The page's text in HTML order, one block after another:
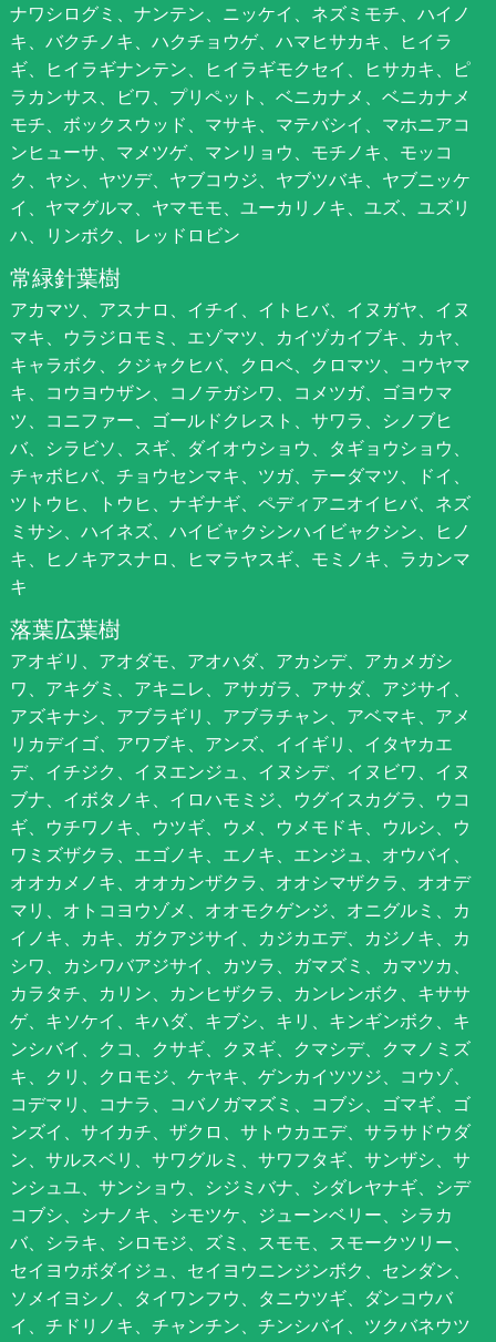
ナワシログミ、ナンテン、ニッケイ、ネズミモチ、ハイノ
キ、バクチノキ、ハクチョウゲ、ハマヒサカキ、ヒイラ
ギ、ヒイラギナンテン、ヒイラギモクセイ、ヒサカキ、ピ
ラカンサス、ビワ、プリペット、ベニカナメ、ベニカナメ
モチ、ボックスウッド、マサキ、マテバシイ、マホニアコ
ンヒューサ、マメツゲ、マンリョウ、モチノキ、モッコ
ク、ヤシ、ヤツデ、ヤブコウジ、ヤブツバキ、ヤブニッケ
イ、ヤマグルマ、ヤマモモ、ユーカリノキ、ユズ、ユズリ
ハ、リンボク、レッドロビン
常緑針葉樹
アカマツ、アスナロ、イチイ、イトヒバ、イヌガヤ、イヌ
マキ、ウラジロモミ、エゾマツ、カイヅカイブキ、カヤ、
キャラボク、クジャクヒバ、クロベ、クロマツ、コウヤマ
キ、コウヨウザン、コノテガシワ、コメツガ、ゴヨウマ
ツ、コニファー、ゴールドクレスト、サワラ、シノブヒ
バ、シラビソ、スギ、ダイオウショウ、タギョウショウ、
チャボヒバ、チョウセンマキ、ツガ、テーダマツ、ドイ、
ツトウヒ、トウヒ、ナギナギ、ペディアニオイヒバ、ネズ
ミサシ、ハイネズ、ハイビャクシンハイビャクシン、ヒノ
キ、ヒノキアスナロ、ヒマラヤスギ、モミノキ、ラカンマ
キ
落葉広葉樹
アオギリ、アオダモ、アオハダ、アカシデ、アカメガシ
ワ、アキグミ、アキニレ、アサガラ、アサダ、アジサイ、
アズキナシ、アブラギリ、アブラチャン、アベマキ、アメ
リカデイゴ、アワブキ、アンズ、イイギリ、イタヤカエ
デ、イチジク、イヌエンジュ、イヌシデ、イヌビワ、イヌ
ブナ、イボタノキ、イロハモミジ、ウグイスカグラ、ウコ
ギ、ウチワノキ、ウツギ、ウメ、ウメモドキ、ウルシ、ウ
ワミズザクラ、エゴノキ、エノキ、エンジュ、オウバイ、
オオカメノキ、オオカンザクラ、オオシマザクラ、オオデ
マリ、オトコヨウゾメ、オオモクゲンジ、オニグルミ、カ
イノキ、カキ、ガクアジサイ、カジカエデ、カジノキ、カ
シワ、カシワバアジサイ、カツラ、ガマズミ、カマツカ、
カラタチ、カリン、カンヒザクラ、カンレンボク、キササ
ゲ、キソケイ、キハダ、キブシ、キリ、キンギンボク、キ
ンシバイ、クコ、クサギ、クヌギ、クマシデ、クマノミズ
キ、クリ、クロモジ、ケヤキ、ゲンカイツツジ、コウゾ、
コデマリ、コナラ、コバノガマズミ、コブシ、ゴマギ、ゴ
ンズイ、サイカチ、ザクロ、サトウカエデ、サラサドウダ
ン、サルスベリ、サワグルミ、サワフタギ、サンザシ、サ
ンシュユ、サンショウ、シジミバナ、シダレヤナギ、シデ
コブシ、シナノキ、シモツケ、ジューンベリー、シラカ
バ、シラキ、シロモジ、ズミ、スモモ、スモークツリー、
セイヨウボダイジュ、セイヨウニンジンボク、センダン、
ソメイヨシノ、タイワンフウ、タニウツギ、ダンコウバ
イ、チドリノキ、チャンチン、チンシバイ、ツクバネウツ